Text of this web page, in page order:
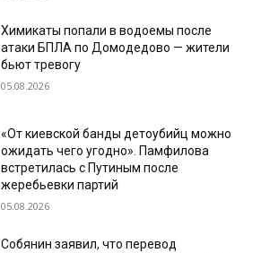
Химикаты попали в водоемы после
атаки БПЛА по Домодедово — жители
бьют тревогу
05.08.2026
«От киевской банды детоубийц можно
ожидать чего угодно». Памфилова
встретилась с Путиным после
жеребьевки партий
05.08.2026
Собянин заявил, что перевод